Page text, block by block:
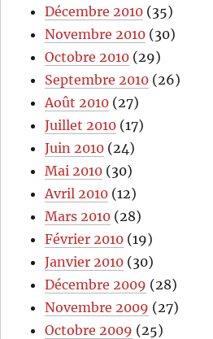
Décembre 2010 (35)
Novembre 2010 (30)
Octobre 2010 (29)
Septembre 2010 (26)
Août 2010 (27)
Juillet 2010 (17)
Juin 2010 (24)
Mai 2010 (30)
Avril 2010 (12)
Mars 2010 (28)
Février 2010 (19)
Janvier 2010 (30)
Décembre 2009 (28)
Novembre 2009 (27)
Octobre 2009 (25)